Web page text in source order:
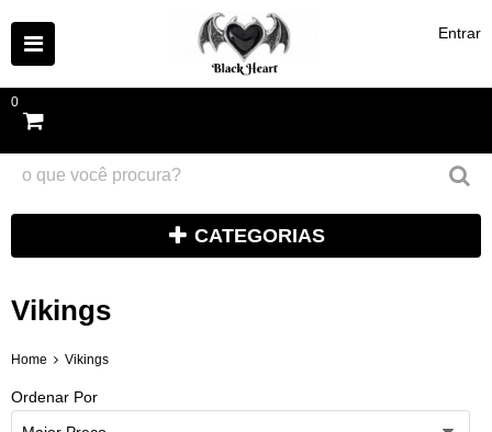
Entrar
0
CATEGORIAS
Vikings
Home Vikings
Ordenar Por